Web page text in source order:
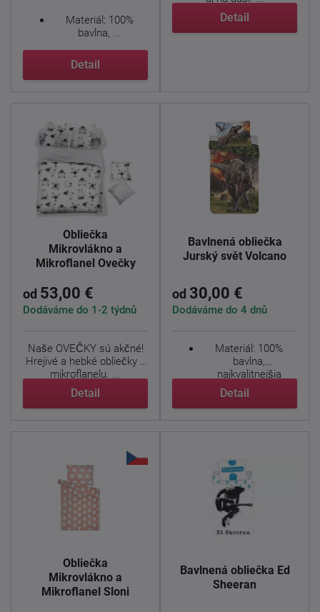
Materiál: 100%
bavlna, ...
Detail
Detail
Obliečka
Mikrovlákno a
Mikroflanel Ovečky
od 53,00 €
Dodáváme do 1-2 týdnů
Naše OVEČKY sú akčné!
Hrejivé a hebké obliečky z
mikroflanelu. ...
Detail
Bavlnená obliečka
Jurský svět Volcano
od 30,00 €
Dodáváme do 4 dnů
Materiál: 100%
bavlna,
najkvalitnejšia
priadza, hladký a
príjemný ...
Detail
Obliečka
Mikrovlákno a
Mikroflanel Sloni
Bavlnená obliečka Ed
Sheeran